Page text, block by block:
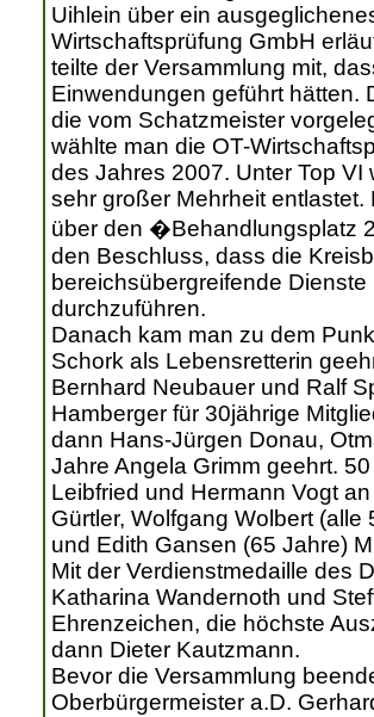
Uihlein über ein
Wirtschaftsprüfung GmbH
teilte der Versammlung mit,
Einwendungen geführt hätten.
die vom Schatzmeister
wählte man die OT-
des Jahres 2007. Unter Top
sehr großer Mehrheit
über den �Behandlungsplatz
den Beschluss, dass die
bereichsübergreifende
durchzuführen.
Danach kam man zu dem
Schork als Lebensretterin
Bernhard Neubauer und Ralf
Hamberger für 30jährige
dann Hans-Jürgen Donau,
Jahre Angela Grimm geehrt.
Leibfried und Hermann Vogt
Gürtler, Wolfgang Wolbert
und Edith Gansen (65 Jahre)
Mit der Verdienstmedaille des
Katharina Wandernoth und
Ehrenzeichen, die höchste
dann Dieter Kautzmann.
Bevor die Versammlung
Oberbürgermeister a.D.